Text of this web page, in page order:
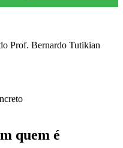
Prof. Bernardo Tutikian
quem é